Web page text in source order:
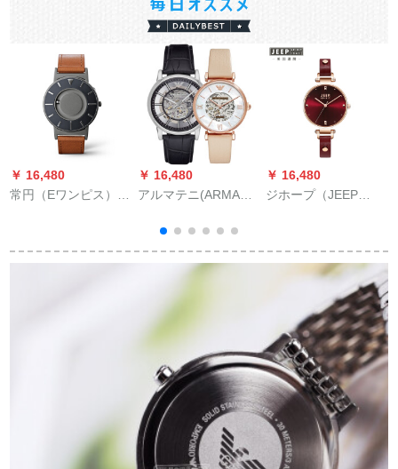
￥ 16,480
常円（Eワンピス）腕
腕時計復古文芸ニル
￥ 16,480
アルマテニ(ARMANI)
ファンカーンジュア
化机械男表カープ时
计M 8+AR 6 0001
￥ 16,480
ジホープ（JEEP
の時計女子時計アル·
メリカ潮の腕時計ワ
ンラインJPS 40103